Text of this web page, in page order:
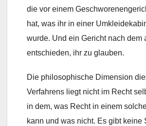
die vor einem
hat, was ihr in einer
wurde. Und ein Gericht nach dem
entschieden, ihr zu glauben.
Die philosophische Dimension
Verfahrens liegt nicht im Recht
in dem, was Recht in einem
kann und was nicht. Es gibt keine